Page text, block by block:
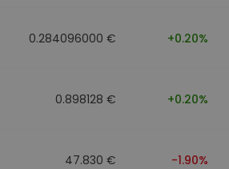
0.284096000 € +0.20%
0.898128 € +0.20%
47.830 € -1.90%